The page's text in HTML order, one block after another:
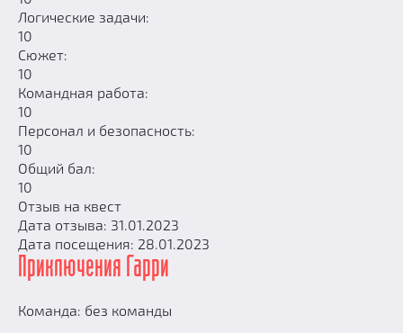
Логические задачи:
10
Сюжет:
10
Командная работа:
10
Персонал и безопасность:
10
Общий бал:
10
Отзыв на квест
Дата отзыва: 31.01.2023
Дата посещения: 28.01.2023
Приключения Гарри
Команда: без команды